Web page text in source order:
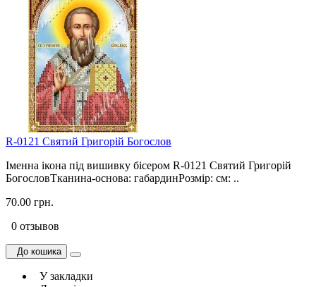
R-0121 Святий Григорій Богослов
Іменна ікона під вишивку бісером R-0121 Святий Григорій
БогословТканина-основа: габардинРозмір: см: ..
70.00 грн.
0 отзывов
До кошика
У закладки